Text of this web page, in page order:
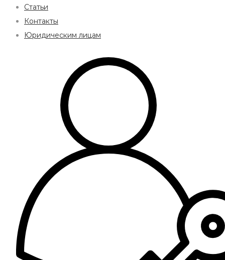
Статьи
Контакты
Юридическим лицам